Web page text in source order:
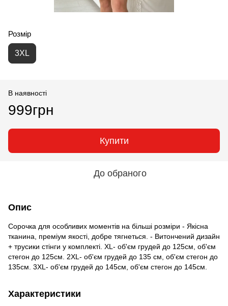
Розмір
3XL
В наявності
999грн
Купити
До обраного
Опис
Сорочка для особливих моментів на більші розміри - Якісна
тканина, преміум якості, добре тягнеться. - Витончений дизайн
+ трусики стінги у комплекті. XL- об'єм грудей до 125см, об'єм
стегон до 125см. 2XL- об'єм грудей до 135 см, об'єм стегон до
135см. 3XL- об'єм грудей до 145см, об'єм стегон до 145см.
Характеристики